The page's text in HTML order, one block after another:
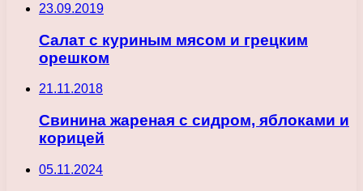
23.09.2019
Салат с куриным мясом и грецким
орешком
21.11.2018
Свинина жареная с сидром, яблоками и
корицей
05.11.2024